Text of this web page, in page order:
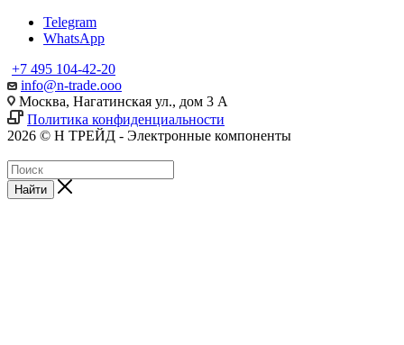
Telegram
WhatsApp
+7 495 104-42-20
info@n-trade.ooo
Москва, Нагатинская ул., дом 3 А
Политика конфиденциальности
2026 © Н ТРЕЙД - Электронные компоненты
Найти